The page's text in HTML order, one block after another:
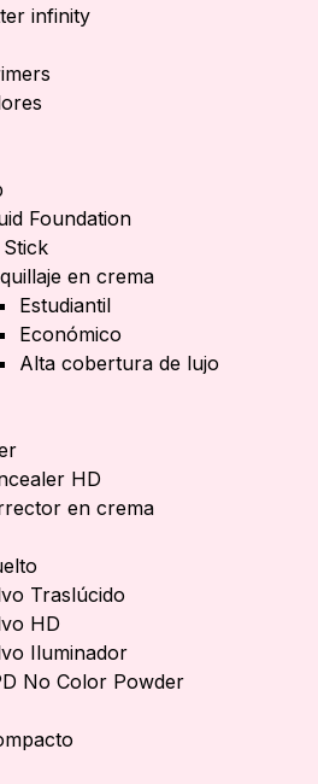
infinity
Foundation
en crema
Estudiantil
Económico
Alta cobertura de lujo
HD
en crema
Traslúcido
HD
Iluminador
No Color Powder